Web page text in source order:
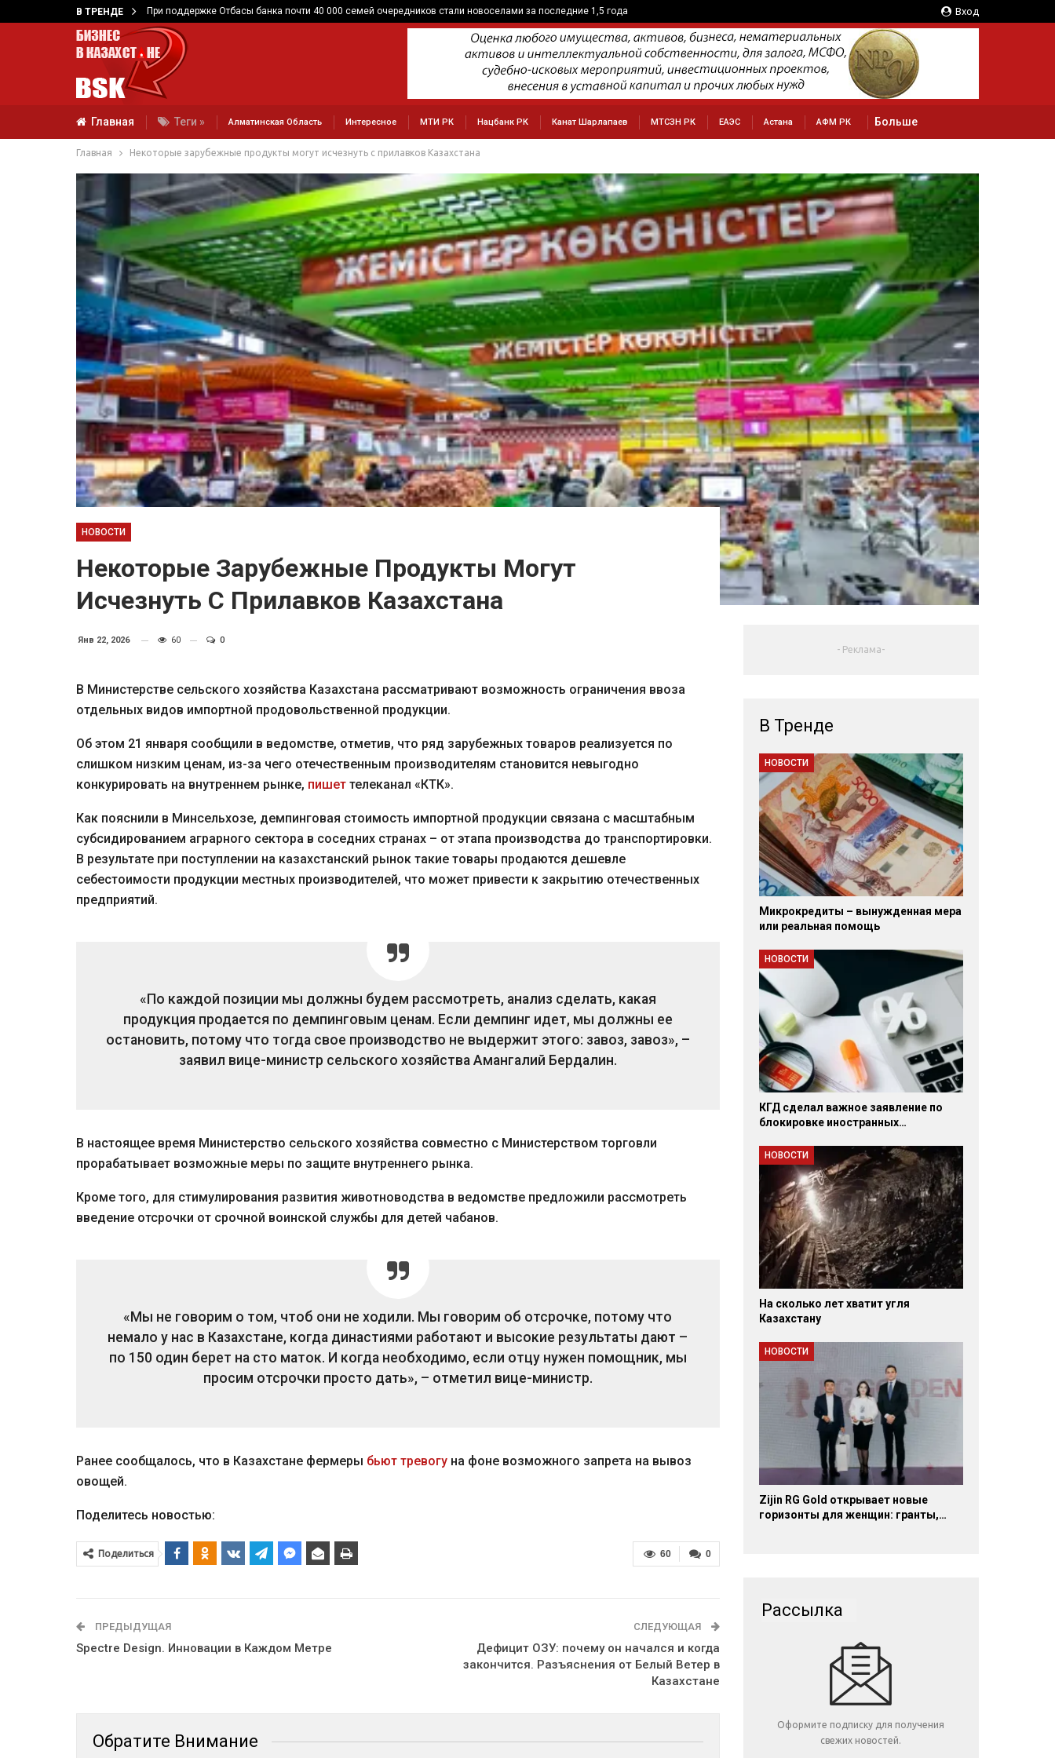
Вход
В ТРЕНДЕ При поддержке Отбасы банка почти 40 000 семей очередников стали новоселами за последние 1,5 года
Главная Теги » Алматинская Область Интересное МТИ РК Нацбанк РК Канат Шарлапаев МТСЗН РК ЕАЭС Астана АФМ РК Больше
Главная Некоторые зарубежные продукты могут исчезнуть с прилавков Казахстана
НОВОСТИ
Некоторые Зарубежные Продукты Могут
Исчезнуть С Прилавков Казахстана
Янв 22, 2026 60 0
В Министерстве сельского хозяйства Казахстана рассматривают возможность ограничения ввоза
отдельных видов импортной продовольственной продукции.
Об этом 21 января сообщили в ведомстве, отметив, что ряд зарубежных товаров реализуется по
слишком низким ценам, из-за чего отечественным производителям становится невыгодно
конкурировать на внутреннем рынке, пишет телеканал «КТК».
Как пояснили в Минсельхозе, демпинговая стоимость импортной продукции связана с масштабным
субсидированием аграрного сектора в соседних странах – от этапа производства до транспортировки.
В результате при поступлении на казахстанский рынок такие товары продаются дешевле
себестоимости продукции местных производителей, что может привести к закрытию отечественных
предприятий.
«По каждой позиции мы должны будем рассмотреть, анализ сделать, какая
продукция продается по демпинговым ценам. Если демпинг идет, мы должны ее
остановить, потому что тогда свое производство не выдержит этого: завоз, завоз», –
заявил вице-министр сельского хозяйства Амангалий Бердалин.
В настоящее время Министерство сельского хозяйства совместно с Министерством торговли
прорабатывает возможные меры по защите внутреннего рынка.
Кроме того, для стимулирования развития животноводства в ведомстве предложили рассмотреть
введение отсрочки от срочной воинской службы для детей чабанов.
«Мы не говорим о том, чтоб они не ходили. Мы говорим об отсрочке, потому что
немало у нас в Казахстане, когда династиями работают и высокие результаты дают –
по 150 один берет на сто маток. И когда необходимо, если отцу нужен помощник, мы
просим отсрочки просто дать», – отметил вице-министр.
Ранее сообщалось, что в Казахстане фермеры бьют тревогу на фоне возможного запрета на вывоз
овощей.
Поделитесь новостью:
0
60
Поделиться
ПРЕДЫДУЩАЯ
Spectre Design. Инновации в Каждом Метре
СЛЕДУЮЩАЯ
Дефицит ОЗУ: почему он начался и когда
закончится. Разъяснения от Белый Ветер в
Казахстане
Обратите Внимание
- Реклама-
В Тренде
НОВОСТИ
Микрокредиты – вынужденная мера
или реальная помощь
НОВОСТИ
КГД сделал важное заявление по
блокировке иностранных…
НОВОСТИ
На сколько лет хватит угля
Казахстану
НОВОСТИ
Zijin RG Gold открывает новые
горизонты для женщин: гранты,…
Рассылка
Оформите подписку для получения
свежих новостей.